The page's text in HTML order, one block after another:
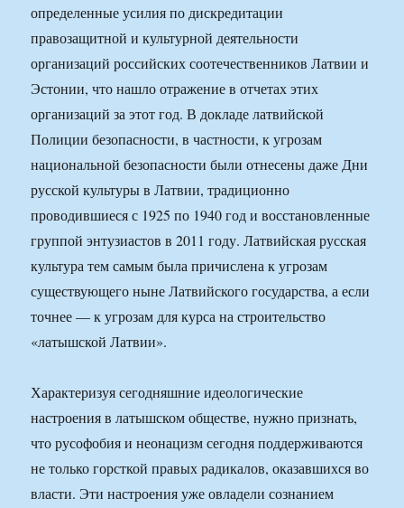
определенные усилия по дискредитации
правозащитной и культурной деятельности
организаций российских соотечественников Латвии и
Эстонии, что нашло отражение в отчетах этих
организаций за этот год. В докладе латвийской
Полиции безопасности, в частности, к угрозам
национальной безопасности были отнесены даже Дни
русской культуры в Латвии, традиционно
проводившиеся с 1925 по 1940 год и восстановленные
группой энтузиастов в 2011 году. Латвийская русская
культура тем самым была причислена к угрозам
существующего ныне Латвийского государства, а если
точнее — к угрозам для курса на строительство
«латышской Латвии».
Характеризуя сегодняшние идеологические
настроения в латышском обществе, нужно признать,
что русофобия и неонацизм сегодня поддерживаются
не только горсткой правых радикалов, оказавшихся во
власти. Эти настроения уже овладели сознанием